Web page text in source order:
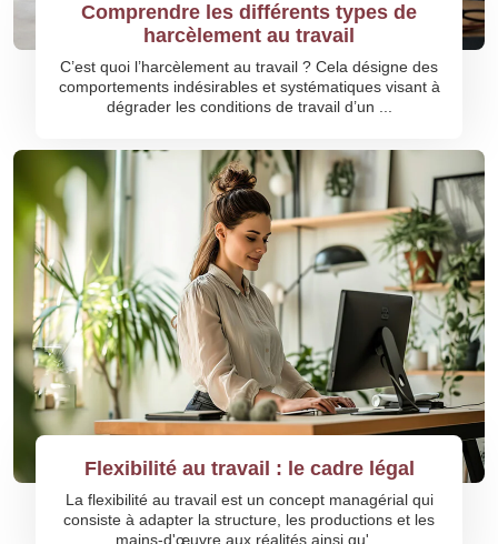
Comprendre les différents types de
harcèlement au travail
C’est quoi l’harcèlement au travail ? Cela désigne des
comportements indésirables et systématiques visant à
dégrader les conditions de travail d’un ...
Flexibilité au travail : le cadre légal
La flexibilité au travail est un concept managérial qui
consiste à adapter la structure, les productions et les
mains-d'œuvre aux réalités ainsi qu'...